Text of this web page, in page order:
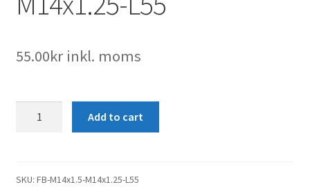
55.00krinkl. moms
quantity
Add to cart
SKU: FB-M14x1.5-M14x1.25-L55